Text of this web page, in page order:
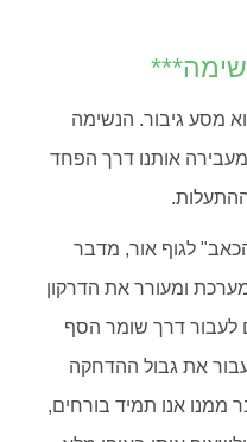
מסע גיבור. הנשימה
אותנו דרך הפחד
לגוף אור, מדבר
ומעורר את הדרקון
לעבור דרך שומר הסף
את גבול ההדחקה
ממנו אנו תמיד בורחים,